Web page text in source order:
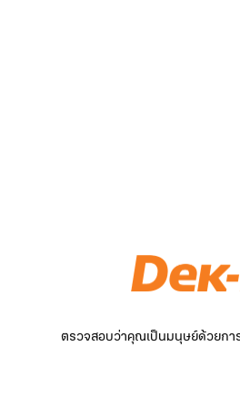
ตรวจสอบว่าคุณเป็นมนุษย์ด้วยกา